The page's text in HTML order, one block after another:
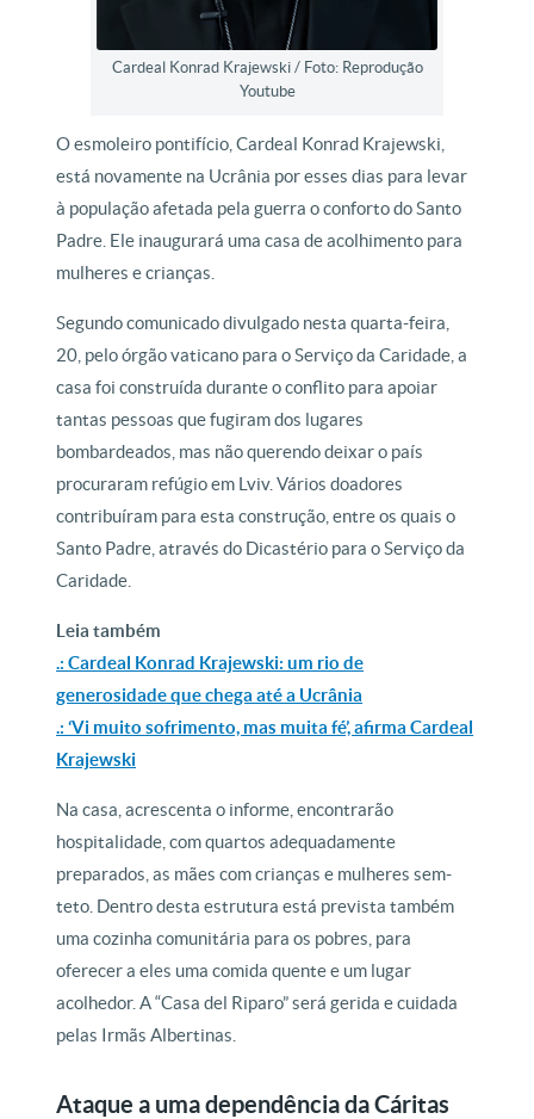
Cardeal Konrad Krajewski / Foto: Reprodução
Youtube
O esmoleiro pontifício, Cardeal Konrad Krajewski,
está novamente na Ucrânia por esses dias para levar
à população afetada pela guerra o conforto do Santo
Padre. Ele inaugurará uma casa de acolhimento para
mulheres e crianças.
Segundo comunicado divulgado nesta quarta-feira,
20, pelo órgão vaticano para o Serviço da Caridade, a
casa foi construída durante o conflito para apoiar
tantas pessoas que fugiram dos lugares
bombardeados, mas não querendo deixar o país
procuraram refúgio em Lviv. Vários doadores
contribuíram para esta construção, entre os quais o
Santo Padre, através do Dicastério para o Serviço da
Caridade.
Leia também
.: Cardeal Konrad Krajewski: um rio de
generosidade que chega até a Ucrânia
.: ‘Vi muito sofrimento, mas muita fé’, afirma Cardeal
Krajewski
Na casa, acrescenta o informe, encontrarão
hospitalidade, com quartos adequadamente
preparados, as mães com crianças e mulheres sem-
teto. Dentro desta estrutura está prevista também
uma cozinha comunitária para os pobres, para
oferecer a eles uma comida quente e um lugar
acolhedor. A “Casa del Riparo” será gerida e cuidada
pelas Irmãs Albertinas.
Ataque a uma dependência da Cáritas